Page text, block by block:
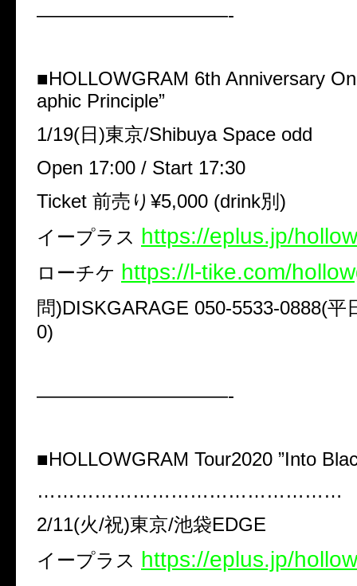
——————————-
■HOLLOWGRAM 6th Anniversary
aphic Principle”
1/19(日)東京/Shibuya Space odd
Open 17:00 / Start 17:30
Ticket 前売り¥5,000 (drink別)
イープラス ​https://eplus.jp/
ローチケ https://l-tike.com/
問)DISKGARAGE 050-5533-0888(平
0)
——————————-
■​HOLLOWGRAM Tour2020 ”Into
…………………………………………
2/11(火/祝)東京/池袋EDGE
イープラス https://eplus.jp/